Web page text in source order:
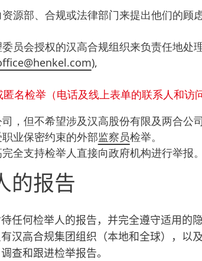
源部、合规或法律部门来提出他们的顾
员会授权的汉高合规组织来负责任地处
),
名检举（电话及线上表单的联系人和访
，但不希望涉及汉高股份有限及两合公
业保密约束的外部监察员检举。
全支持检举人直接向政府机构进行举报。
的报告
任何检举人的报告，并完全遵守适用的隐
汉高合规集团组织（本地和全球），以
查和跟进检举报告。